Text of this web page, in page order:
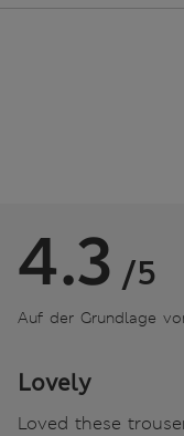
4.3 /5
Auf der Grundlage
Lovely
Loved these